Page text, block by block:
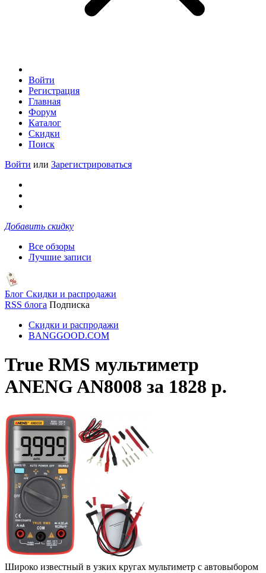
Войти
Регистрация
Главная
Форум
Каталог
Скидки
Поиск
Войти или Зарегистрироваться
Добавить скидку
Все обзоры
Лучшие записи
Блог Скидки и распродажи
RSS блога Подписка
Скидки и распродажи
BANGGOOD.COM
True RMS мультиметр
ANENG AN8008 за 1828 р.
Широко известный в узких кругах мультиметр с автовыбором